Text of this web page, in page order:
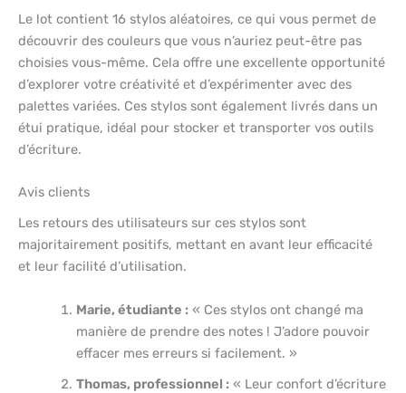
Le lot contient 16 stylos aléatoires, ce qui vous permet de
découvrir des couleurs que vous n’auriez peut-être pas
choisies vous-même. Cela offre une excellente opportunité
d’explorer votre créativité et d’expérimenter avec des
palettes variées. Ces stylos sont également livrés dans un
étui pratique, idéal pour stocker et transporter vos outils
d’écriture.
Avis clients
Les retours des utilisateurs sur ces stylos sont
majoritairement positifs, mettant en avant leur efficacité
et leur facilité d’utilisation.
Marie, étudiante :« Ces stylos ont changé ma
manière de prendre des notes ! J’adore pouvoir
effacer mes erreurs si facilement. »
Thomas, professionnel :« Leur confort d’écriture